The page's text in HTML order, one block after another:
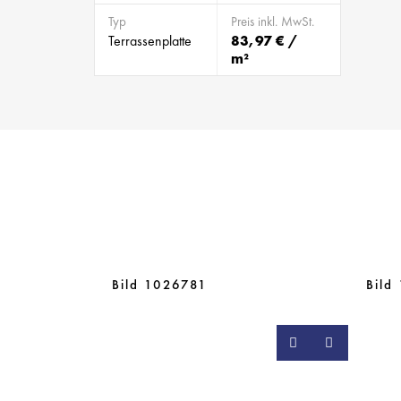
Typ
Terrassenplatte
Preis inkl. MwSt.
83,97 € /
m²
Bild 1026781 Bild